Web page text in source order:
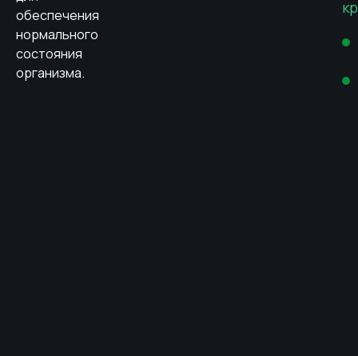
обеспечения
нормального
состояния
организма.